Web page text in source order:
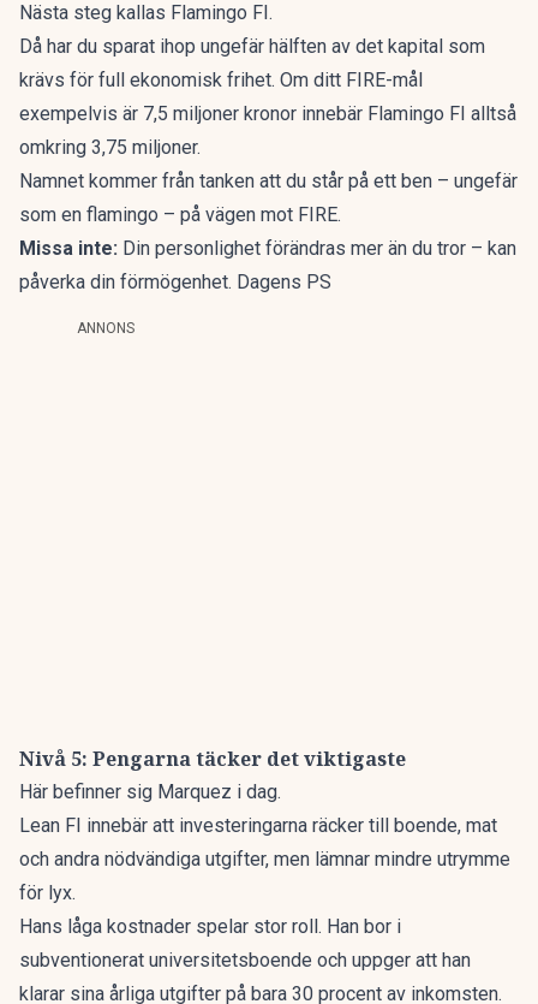
Nästa steg kallas Flamingo FI.
Då har du sparat ihop ungefär hälften av det kapital som
krävs för full ekonomisk frihet. Om ditt FIRE-mål
exempelvis är 7,5 miljoner kronor innebär Flamingo FI alltså
omkring 3,75 miljoner.
Namnet kommer från tanken att du står på ett ben – ungefär
som en flamingo – på vägen mot FIRE.
Missa inte: Din personlighet förändras mer än du tror – kan
påverka din förmögenhet. Dagens PS
ANNONS
Nivå 5: Pengarna täcker det viktigaste
Här befinner sig Marquez i dag.
Lean FI innebär att investeringarna räcker till boende, mat
och andra nödvändiga utgifter, men lämnar mindre utrymme
för lyx.
Hans låga kostnader spelar stor roll. Han bor i
subventionerat universitetsboende och uppger att han
klarar sina årliga utgifter på bara 30 procent av inkomsten.